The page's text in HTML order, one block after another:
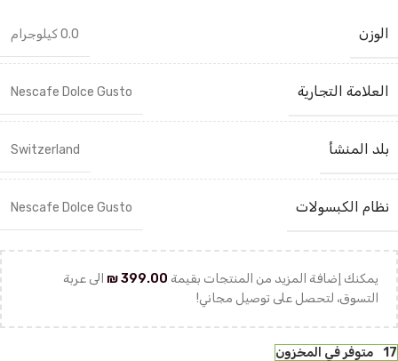
الوزن 0.0 كيلوجرام
العلامة التجارية Nescafe Dolce Gusto
بلد المنشأ Switzerland
نظام الكبسولات Nescafe Dolce Gusto
يمكنك إضافة المزيد من المنتجات بقيمة ₪399.00
الى عربة
التسوق، لتحصل على توصيل مجاني!
17 متوفر في المخزون